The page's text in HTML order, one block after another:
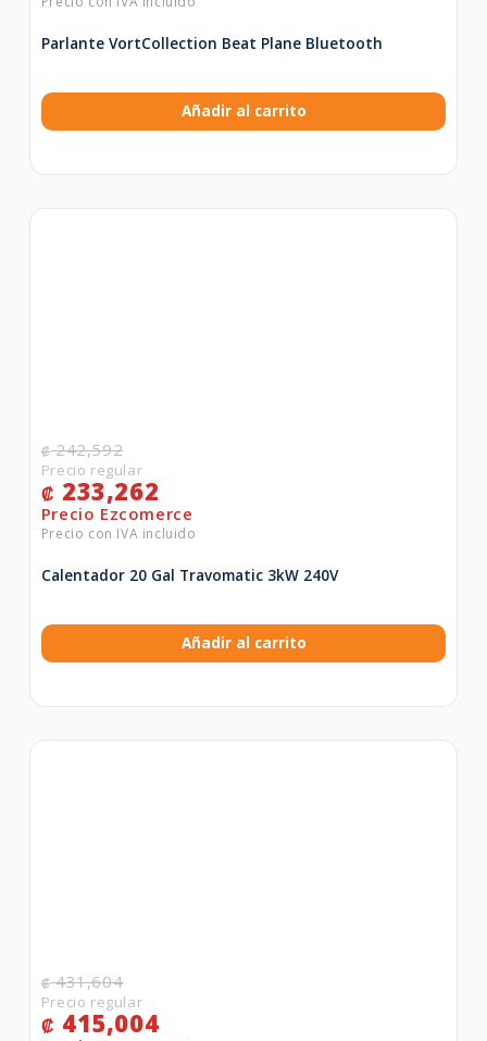
Parlante VortCollection Beat Plane Bluetooth
Añadir al carrito
₡242,592
₡ 233,262
Calentador 20 Gal Travomatic 3kW 240V
Añadir al carrito
₡431,604
₡ 415,004